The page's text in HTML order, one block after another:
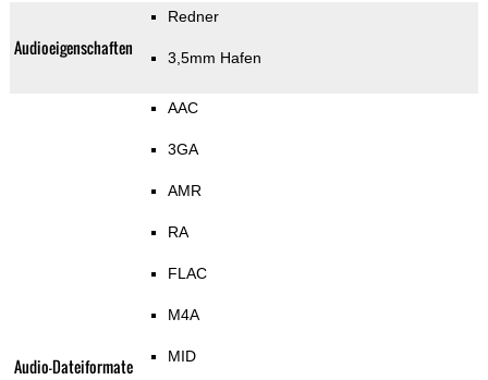
Audioeigenschaften
Redner
3,5mm Hafen
Audio-Dateiformate
AAC
3GA
AMR
RA
FLAC
M4A
MID